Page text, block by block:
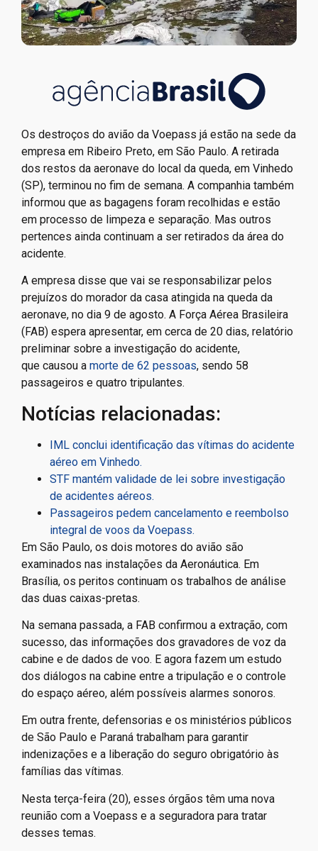
Os destroços do avião da Voepass já estão na sede da
empresa em Ribeiro Preto, em São Paulo. A retirada
dos restos da aeronave do local da queda, em Vinhedo
(SP), terminou no fim de semana. A companhia também
informou que as bagagens foram recolhidas e estão
em processo de limpeza e separação. Mas outros
pertences ainda continuam a ser retirados da área do
acidente.
A empresa disse que vai se responsabilizar pelos
prejuízos do morador da casa atingida na queda da
aeronave, no dia 9 de agosto. A Força Aérea Brasileira
(FAB) espera apresentar, em cerca de 20 dias, relatório
preliminar sobre a investigação do acidente,
que causou a morte de 62 pessoas, sendo 58
passageiros e quatro tripulantes.
Notícias relacionadas:
IML conclui identificação das vítimas do acidente
aéreo em Vinhedo.
STF mantém validade de lei sobre investigação
de acidentes aéreos.
Passageiros pedem cancelamento e reembolso
integral de voos da Voepass.
Em São Paulo, os dois motores do avião são
examinados nas instalações da Aeronáutica. Em
Brasília, os peritos continuam os trabalhos de análise
das duas caixas-pretas.
Na semana passada, a FAB confirmou a extração, com
sucesso, das informações dos gravadores de voz da
cabine e de dados de voo. E agora fazem um estudo
dos diálogos na cabine entre a tripulação e o controle
do espaço aéreo, além possíveis alarmes sonoros.
Em outra frente, defensorias e os ministérios públicos
de São Paulo e Paraná trabalham para garantir
indenizações e a liberação do seguro obrigatório às
famílias das vítimas.
Nesta terça-feira (20), esses órgãos têm uma nova
reunião com a Voepass e a seguradora para tratar
desses temas.